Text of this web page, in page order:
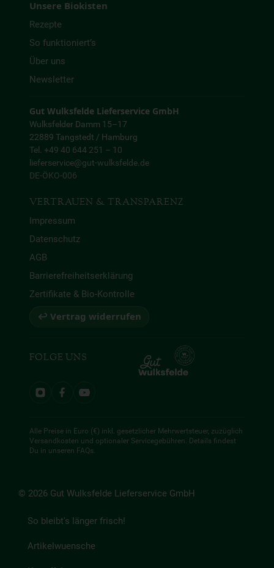
Unsere Biokisten
Rezepte
So funktioniert’s
Über uns
Newsletter
Gut Wulksfelde Lieferservice GmbH
Wulksfelder Damm 15–17
22889 Tangstedt / Hamburg
Tel. +49 40 644 251 – 10
lieferservice@gut-wulksfelde.de
DE-ÖKO-006
VERTRAUEN & TRANSPARENZ
Impressum
Datenschutz
AGB
Barrierefreiheitserklärung
Zertifikate & Bio-Kontrolle
↩ Vertrag widerrufen
FOLGE UNS
Alle Preise in Euro (€) inkl. gesetzlicher Mehrwertsteuer, zuzüglich
Versandkosten und optionaler Servicegebühren. Details findest
Du in unseren FAQs.
© 2026 Gut Wulksfelde Lieferservice GmbH
So bleibt's länger frisch!
Artikelwuensche